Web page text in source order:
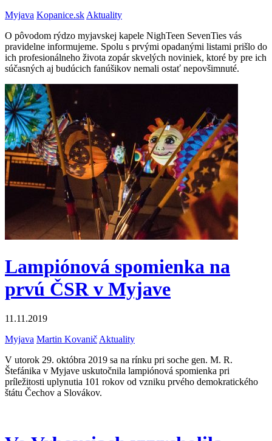
Myjava Kopanice.sk Aktuality
O pôvodom rýdzo myjavskej kapele NighTeen SevenTies vás
pravidelne informujeme. Spolu s prvými opadanými listami prišlo do
ich profesionálneho života zopár skvelých noviniek, ktoré by pre ich
súčasných aj budúcich fanúšikov nemali ostať nepovšimnuté.
Lampiónová spomienka na
prvú ČSR v Myjave
11.11.2019
Myjava Martin Kovanič Aktuality
V utorok 29. októbra 2019 sa na rínku pri soche gen. M. R.
Štefánika v Myjave uskutočnila lampiónová spomienka pri
príležitosti uplynutia 101 rokov od vzniku prvého demokratického
štátu Čechov a Slovákov.